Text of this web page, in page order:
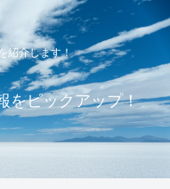
紹介します！
をピックアップ！